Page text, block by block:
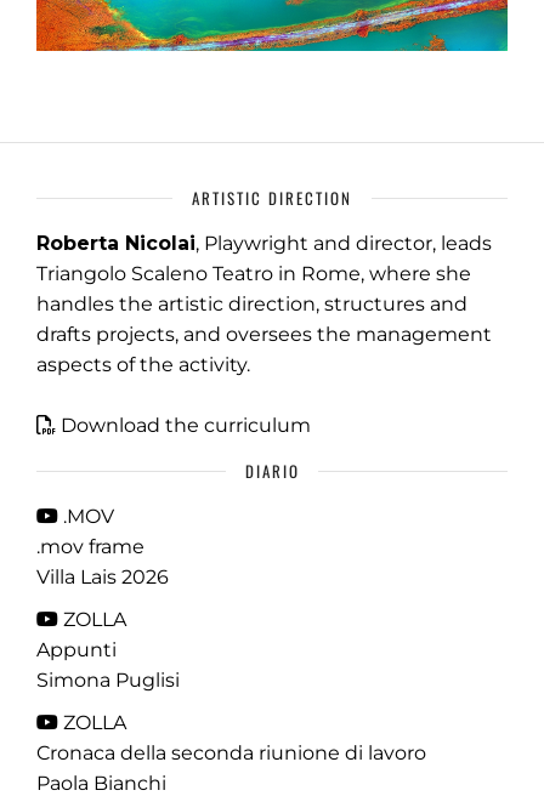
ARTISTIC DIRECTION
Roberta Nicolai, Playwright and director, leads
Triangolo Scaleno Teatro in Rome, where she
handles the artistic direction, structures and
drafts projects, and oversees the management
aspects of the activity.
Download the curriculum
DIARIO
.MOV
.mov frame
Villa Lais 2026
ZOLLA
Appunti
Simona Puglisi
ZOLLA
Cronaca della seconda riunione di lavoro
Paola Bianchi